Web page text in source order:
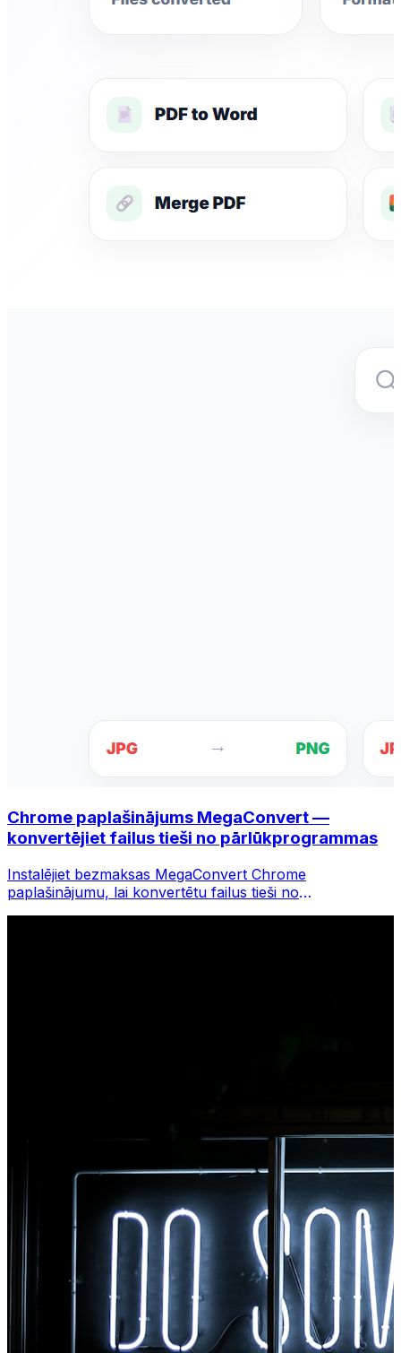
Chrome paplašinājums MegaConvert —
konvertējiet failus tieši no pārlūkprogrammas
Instalējiet bezmaksas MegaConvert Chrome
paplašinājumu, lai konvertētu failus tieši no